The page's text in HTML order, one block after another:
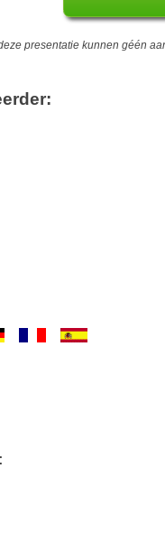
presentatie kunnen géén